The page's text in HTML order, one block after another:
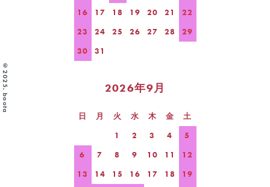
16
17 18 19 20 21
22
23
24 25 26 27 28
29
30
31
2026年9月
日 月 火 水 木 金
土
1
2 3 4
5
6
7 8 9 10 11
12
13
14 15 16 17 18
19
©2025. boota